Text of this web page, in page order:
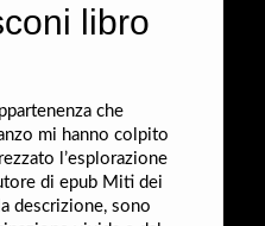
libro
che
mi hanno colpito
l’esplorazione
di epub Miti dei
descrizione, sono